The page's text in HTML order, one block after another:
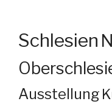
Schlesien
Ausstellung